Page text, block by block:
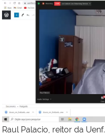
Raul Palacio, reitor da Uenf.